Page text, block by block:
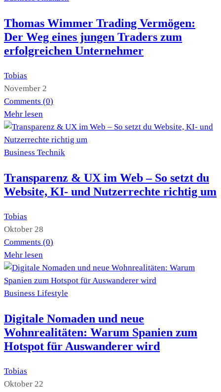
Thomas Wimmer Trading Vermögen:
Der Weg eines jungen Traders zum
erfolgreichen Unternehmer
Tobias
November 2
Comments (0)
Mehr lesen
Business Technik
Transparenz & UX im Web – So setzt du
Website, KI- und Nutzerrechte richtig um
Tobias
Oktober 28
Comments (0)
Mehr lesen
Business Lifestyle
Digitale Nomaden und neue
Wohnrealitäten: Warum Spanien zum
Hotspot für Auswanderer wird
Tobias
Oktober 22